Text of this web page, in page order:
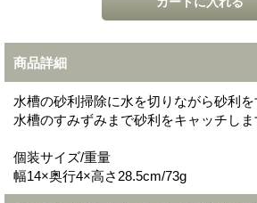
商品詳細
水槽の砂利掃除に水を切りながら砂利を
水槽のすみずみまで砂利をキャッチしま
個装サイズ/重量
幅14×奥行4×高さ28.5cm/73g